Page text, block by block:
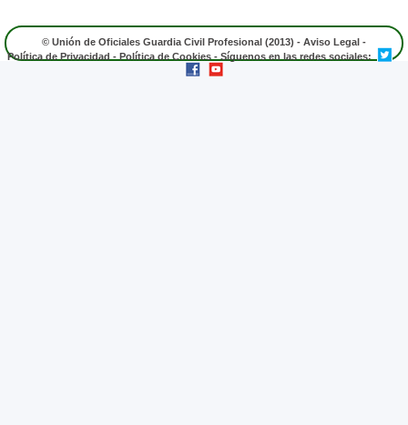
© Unión de Oficiales Guardia Civil Profesional (2013) - Aviso Legal -
Política de Privacidad - Política de Cookies - Síguenos en las redes sociales: